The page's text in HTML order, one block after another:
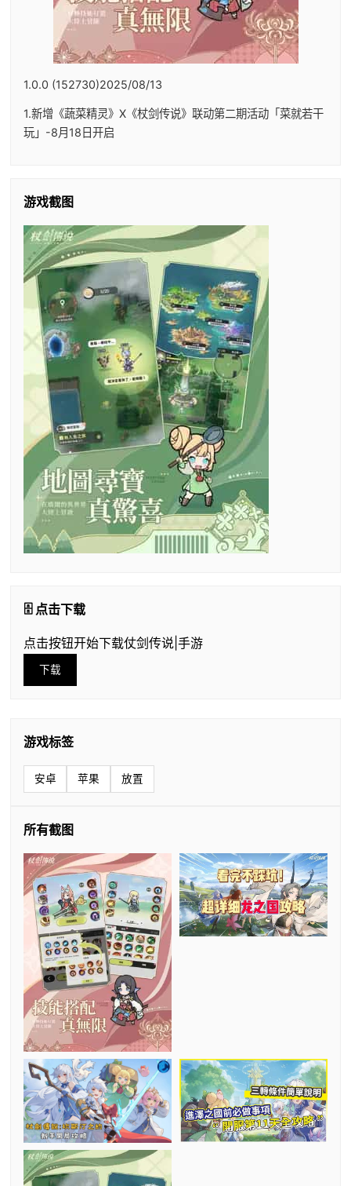
1.0.0 (152730)2025/08/13
1.新增《蔬菜精灵》X《杖剑传说》联动第二期活动「菜就若干
玩」-8月18日开启
游戏截图
🗄️ 点击下载
点击按钮开始下载仗剑传说|手游
下载
游戏标签
安卓 苹果 放置
所有截图